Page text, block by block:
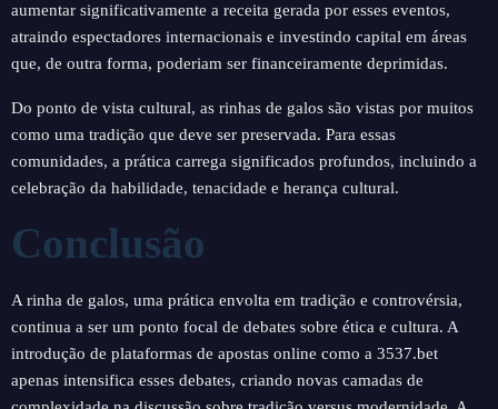
aumentar significativamente a receita gerada por esses eventos,
atraindo espectadores internacionais e investindo capital em áreas
que, de outra forma, poderiam ser financeiramente deprimidas.
Do ponto de vista cultural, as rinhas de galos são vistas por muitos
como uma tradição que deve ser preservada. Para essas
comunidades, a prática carrega significados profundos, incluindo a
celebração da habilidade, tenacidade e herança cultural.
Conclusão
A rinha de galos, uma prática envolta em tradição e controvérsia,
continua a ser um ponto focal de debates sobre ética e cultura. A
introdução de plataformas de apostas online como a 3537.bet
apenas intensifica esses debates, criando novas camadas de